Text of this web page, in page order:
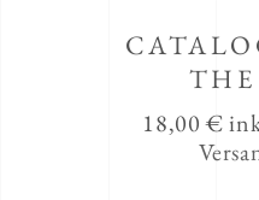
18,00€